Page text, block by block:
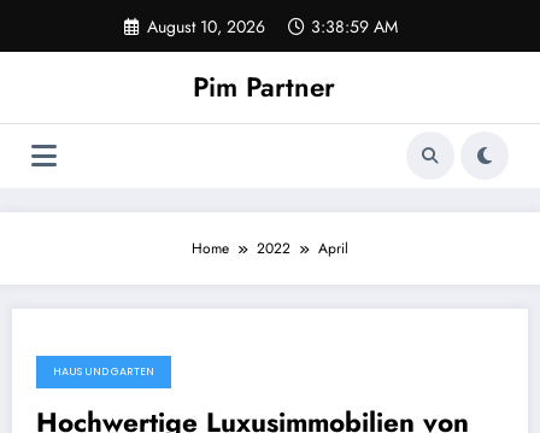
springen
August 10, 2026 3:38:59 AM
Pim Partner
Home 2022 April
HAUS UND GARTEN
Hochwertige Luxusimmobilien von